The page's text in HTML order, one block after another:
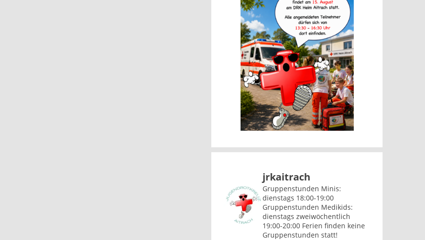
jrkaitrach
Gruppenstunden Minis:
dienstags 18:00-19:00
Gruppenstunden Medikids:
dienstags zweiwöchentlich
19:00-20:00 Ferien finden keine
Gruppenstunden statt!